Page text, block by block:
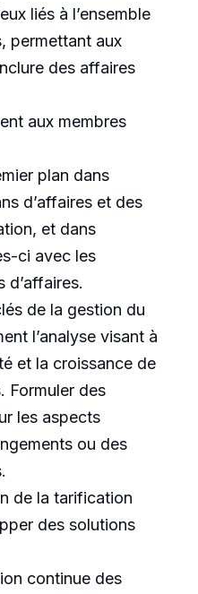
liés à l’ensemble
permettant aux
des affaires
aux membres
plan dans
d’affaires et des
et dans
ci avec les
d’affaires.
de la gestion du
l’analyse visant à
et la croissance de
Formuler des
les aspects
ou des
de la tarification
des solutions
continue des